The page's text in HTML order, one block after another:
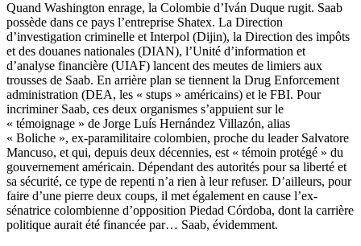
Quand Washington enrage, la Colombie d’Iván Duque rugit. Saab
possède dans ce pays l’entreprise Shatex. La Direction
d’investigation criminelle et Interpol (Dijin), la Direction des impôts
et des douanes nationales (DIAN), l’Unité d’information et
d’analyse financière (UIAF) lancent des meutes de limiers aux
trousses de Saab. En arrière plan se tiennent la Drug Enforcement
administration (DEA, les « stups » américains) et le FBI. Pour
incriminer Saab, ces deux organismes s’appuient sur le
« témoignage » de Jorge Luís Hernández Villazón, alias
« Boliche », ex-paramilitaire colombien, proche du leader Salvatore
Mancuso, et qui, depuis deux décennies, est « témoin protégé » du
gouvernement américain. Dépendant des autorités pour sa liberté et
sa sécurité, ce type de repenti n’a rien à leur refuser. D’ailleurs, pour
faire d’une pierre deux coups, il met également en cause l’ex-
sénatrice colombienne d’opposition Piedad Córdoba, dont la carrière
politique aurait été financée par… Saab, évidemment.